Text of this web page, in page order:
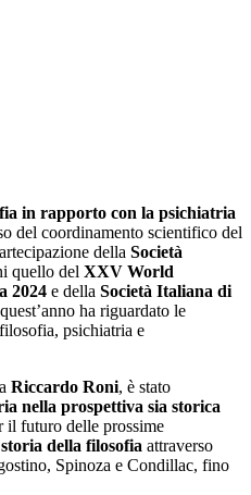
in rapporto con la psichiatria
del coordinamento scientifico del
della Società
quello del XXV World
2024 e della Società Italiana di
ha riguardato le
psichiatria e
Riccardo Roni, è stato
nella prospettiva sia storica
il futuro delle prossime
della filosofia attraverso
Spinoza e Condillac, fino